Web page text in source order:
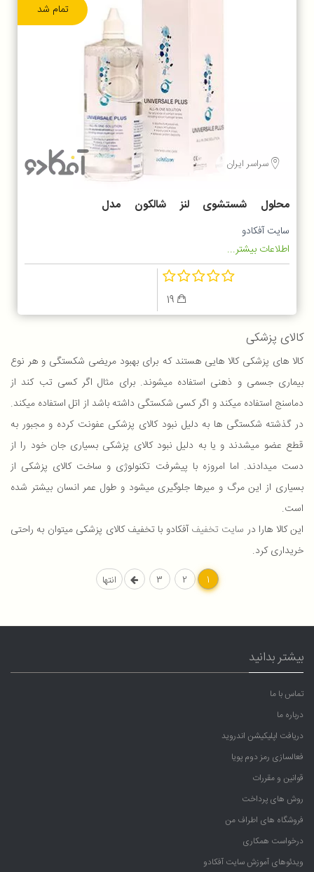
تمام شد
سراسر ایران
محلول شستشوی لنز شالکون مدل
Universal Plus
سایت آفکادو
اطلاعات بیشتر...
19
کالای پزشکی
کالا های پزشکی کالا هایی هستند که برای بهبود مریضی شکستگی و هر نوع
بیماری جسمی و ذهنی استفاده میشوند. برای مثال اگر کسی تب کند از
دماسنج استفاده میکند و اگر کسی شکستگی داشته باشد از اتل استفاده میکند.
در گذشته شکستگی ها به دلیل نبود کالای پزشکی عفونت کرده و مجبور به
قطع عضو میشدند و یا به دلیل نبود کالای پزشکی بسیاری جان خود را از
دست میدادند. اما امروزه با پیشرفت تکنولوژی و ساخت کالای پزشکی از
بسیاری از این مرگ و میرها جلوگیری میشود و طول عمر انسان بیشتر شده
است.
این کالا هارا درسایت تخفیفآفکادو با تخفیف کالای پزشکی میتوان به راحتی
خریداری کرد.
2
3 انتها
بیشتر بدانید
تماس با ما
درباره ما
دریافت اپلیکیشن اندروید
فعالسازی رمز دوم پویا
قوانین و مقررات
روش های پرداخت
فروشگاه های اطراف من
درخواست همکاری
ویدئوهای آموزش سایت آفکادو